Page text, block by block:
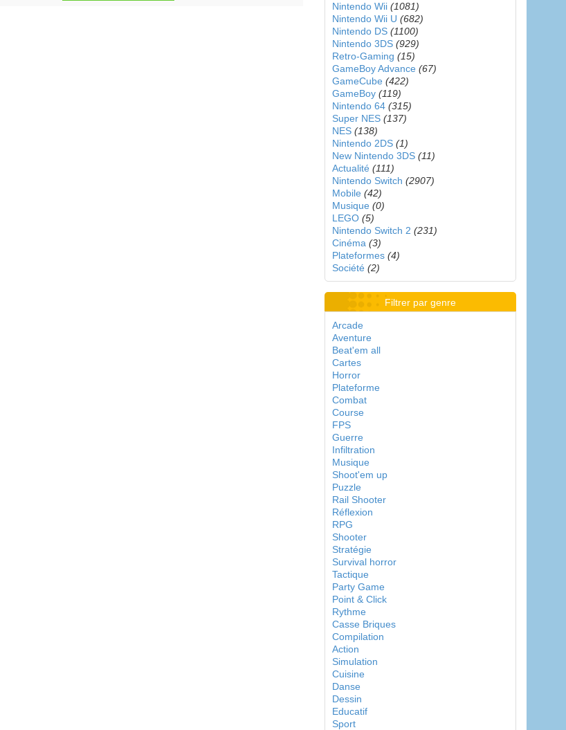
Nintendo Wii (1081)
Nintendo Wii U (682)
Nintendo DS (1100)
Nintendo 3DS (929)
Retro-Gaming (15)
GameBoy Advance (67)
GameCube (422)
GameBoy (119)
Nintendo 64 (315)
Super NES (137)
NES (138)
Nintendo 2DS (1)
New Nintendo 3DS (11)
Actualité (111)
Nintendo Switch (2907)
Mobile (42)
Musique (0)
LEGO (5)
Nintendo Switch 2 (231)
Cinéma (3)
Plateformes (4)
Société (2)
Filtrer par genre
Arcade
Aventure
Beat'em all
Cartes
Horror
Plateforme
Combat
Course
FPS
Guerre
Infiltration
Musique
Shoot'em up
Puzzle
Rail Shooter
Réflexion
RPG
Shooter
Stratégie
Survival horror
Tactique
Party Game
Point & Click
Rythme
Casse Briques
Compilation
Action
Simulation
Cuisine
Danse
Dessin
Educatif
Sport